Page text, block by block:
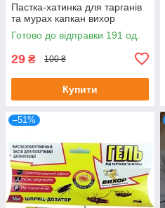
Пастка-хатинка для тарганів
та мурах капкан вихор
Готово до відправки 191 од.
29 ₴ 100 ₴
Купити
–51%